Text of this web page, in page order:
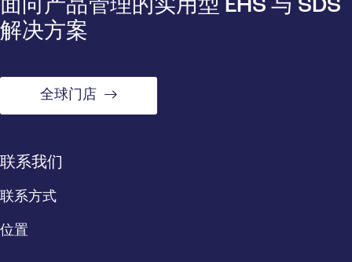
面向产品管理的实用型 EHS 与 SDS
解决方案
全球门店
联系我们
联系方式
位置